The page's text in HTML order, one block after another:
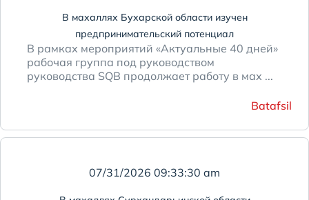
В махаллях Бухарской области изучен
предпринимательский потенциал
В рамках мероприятий «Актуальные 40 дней»
рабочая группа под руководством
руководства SQB продолжает работу в мах ...
Batafsil
07/31/2026 09:33:30 am